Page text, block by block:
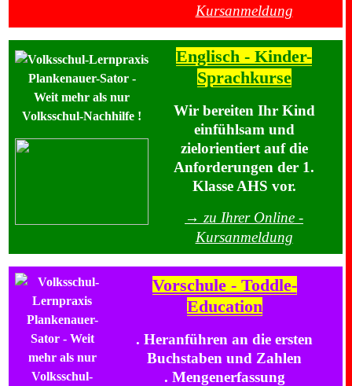
Kursanmeldung
Englisch - Kinder-
Sprachkurse
Wir bereiten Ihr Kind
einfühlsam und
zielorientiert auf die
Anforderungen der 1.
Klasse AHS vor.
→ zu Ihrer Online -
Kursanmeldung
Vorschule - Toddle-
Education
. Heranführen an die ersten
Buchstaben und Zahlen
. Mengenerfassung